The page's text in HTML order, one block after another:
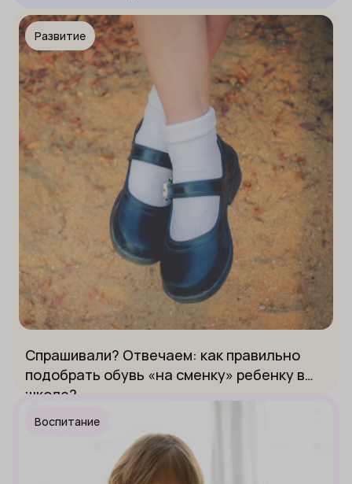
Развитие
Спрашивали? Отвечаем: как правильно
подобрать обувь «на сменку» ребенку в
школе?
Воспитание